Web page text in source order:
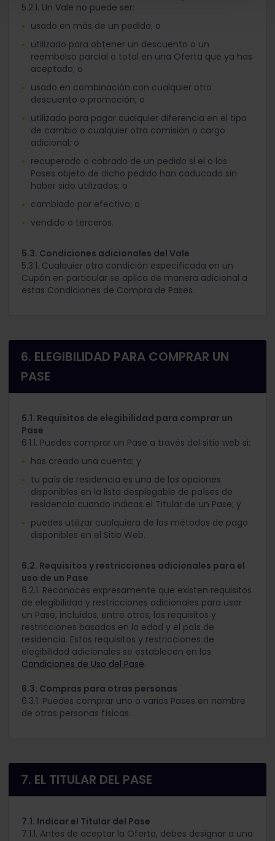
5.2.1. Un Vale no puede ser:
usado en más de un pedido; o
utilizado para obtener un descuento o un
reembolso parcial o total en una Oferta que ya has
aceptado; o
usado en combinación con cualquier otro
descuento o promoción; o
utilizado para pagar cualquier diferencia en el tipo
de cambio o cualquier otra comisión o cargo
adicional; o
recuperado o cobrado de un pedido si el o los
Pases objeto de dicho pedido han caducado sin
haber sido utilizados; o
cambiado por efectivo; o
vendido a terceros.
5.3. Condiciones adicionales del Vale
5.3.1. Cualquier otra condición especificada en un
Cupón en particular se aplica de manera adicional a
estas Condiciones de Compra de Pases.
6. ELEGIBILIDAD PARA COMPRAR UN
PASE
6.1. Requisitos de elegibilidad para comprar un
Pase
6.1.1. Puedes comprar un Pase a través del sitio web si:
has creado una cuenta; y
tu país de residencia es una de las opciones
disponibles en la lista desplegable de países de
residencia cuando indicas el Titular de un Pase; y
puedes utilizar cualquiera de los métodos de pago
disponibles en el Sitio Web.
6.2. Requisitos y restricciones adicionales para el
uso de un Pase
6.2.1. Reconoces expresamente que existen requisitos
de elegibilidad y restricciones adicionales para usar
un Pase, incluidos, entre otros, los requisitos y
restricciones basados en la edad y el país de
residencia. Estos requisitos y restricciones de
elegibilidad adicionales se establecen en las
Condiciones de Uso del Pase.
6.3. Compras para otras personas
6.3.1. Puedes comprar uno o varios Pases en nombre
de otras personas físicas.
7. EL TITULAR DEL PASE
7.1. Indicar el Titular del Pase
7.1.1. Antes de aceptar la Oferta, debes designar a una